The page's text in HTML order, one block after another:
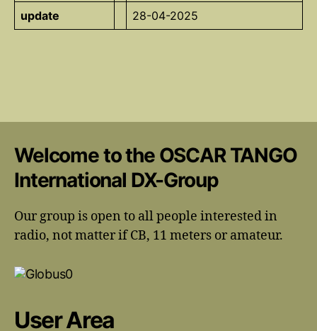
update
28-04-2025
Welcome to the OSCAR TANGO
International DX-Group
Our group is open to all people interested in
radio, not matter if CB, 11 meters or amateur.
User Area